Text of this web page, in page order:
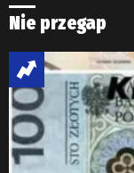
Nie przegap